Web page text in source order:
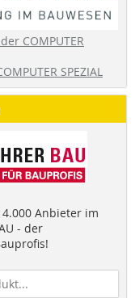
COMPUTER
SPEZIAL
Anbieter im
- der